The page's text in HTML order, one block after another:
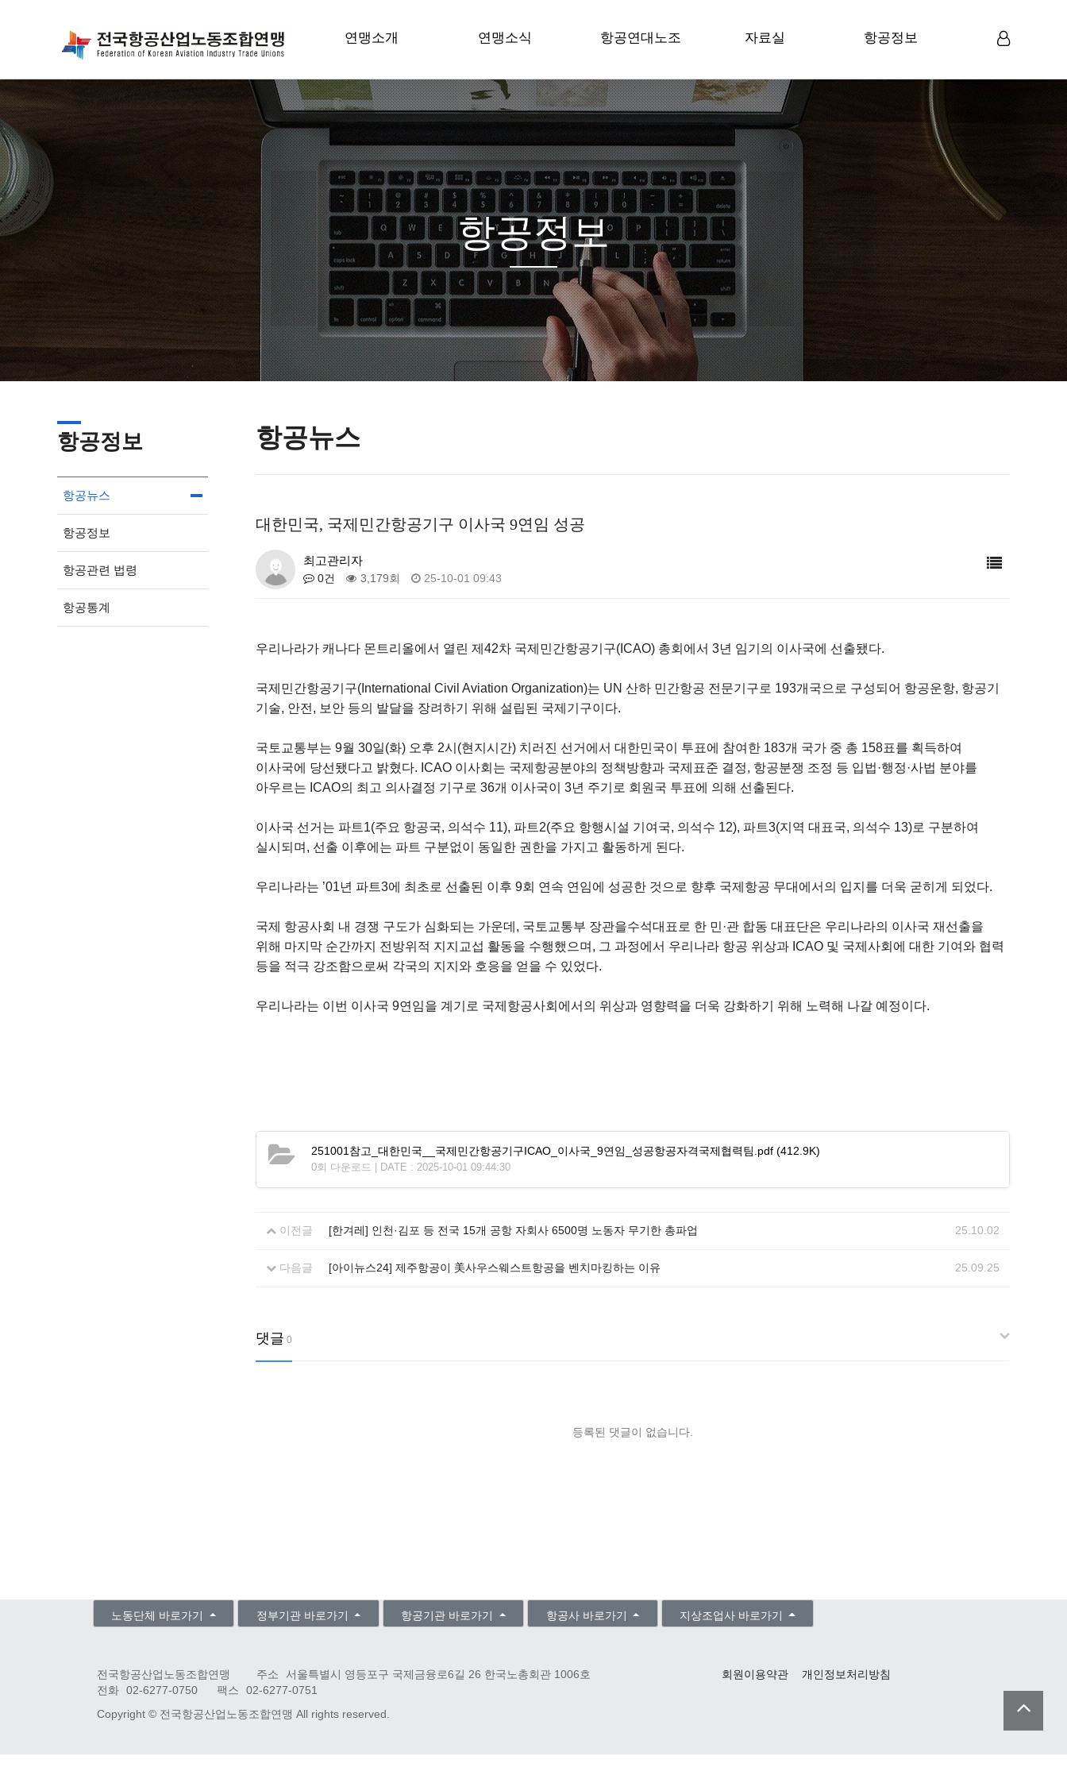
로그인
회원가입
연맹소개
위원장 인사말
선언 / 강령
연혁
조직도
오시는 길
연맹소식
성명/보도
현장은 지금
현장목소리
항공연대노조
조합원게시판
조합원자료실
공문서자료
자료실
일반자료
항공정보
항공관련 법령
항공정보
항공정보
항공뉴스
항공정보
항공관련 법령
항공통계
항공뉴스
대한민국, 국제민간항공기구 이사국 9연임 성공
최고관리자
0건 3,179회 25-10-01 09:43
우리나라가 캐나다 몬트리올에서 열린 제42차 국제민간항공기구(ICAO) 총회에서 3년 임기의 이사국에 선출됐다.
국제민간항공기구(International Civil Aviation Organization)는 UN 산하 민간항공 전문기구로 193개국으로 구성되어 항공운항, 항공기
기술, 안전, 보안 등의 발달을 장려하기 위해 설립된 국제기구이다.
국토교통부는 9월 30일(화) 오후 2시(현지시간) 치러진 선거에서 대한민국이 투표에 참여한 183개 국가 중 총 158표를 획득하여
이사국에 당선됐다고 밝혔다. ICAO 이사회는 국제항공분야의 정책방향과 국제표준 결정, 항공분쟁 조정 등 입법·행정·사법 분야를
아우르는 ICAO의 최고 의사결정 기구로 36개 이사국이 3년 주기로 회원국 투표에 의해 선출된다.
이사국 선거는 파트1(주요 항공국, 의석수 11), 파트2(주요 항행시설 기여국, 의석수 12), 파트3(지역 대표국, 의석수 13)로 구분하여
실시되며, 선출 이후에는 파트 구분없이 동일한 권한을 가지고 활동하게 된다.
우리나라는 ’01년 파트3에 최초로 선출된 이후 9회 연속 연임에 성공한 것으로 향후 국제항공 무대에서의 입지를 더욱 굳히게 되었다.
국제 항공사회 내 경쟁 구도가 심화되는 가운데, 국토교통부 장관을수석대표로 한 민·관 합동 대표단은 우리나라의 이사국 재선출을
위해 마지막 순간까지 전방위적 지지교섭 활동을 수행했으며, 그 과정에서 우리나라 항공 위상과 ICAO 및 국제사회에 대한 기여와 협력
등을 적극 강조함으로써 각국의 지지와 호응을 얻을 수 있었다.
우리나라는 이번 이사국 9연임을 계기로 국제항공사회에서의 위상과 영향력을 더욱 강화하기 위해 노력해 나갈 예정이다.
251001참고_대한민국__국제민간항공기구ICAO_이사국_9연임_성공항공자격국제협력팀.pdf (412.9K)
0회 다운로드 | DATE : 2025-10-01 09:44:30
이전글 [한겨레] 인천·김포 등 전국 15개 공항 자회사 6500명 노동자 무기한 총파업 25.10.02
다음글 [아이뉴스24] 제주항공이 美사우스웨스트항공을 벤치마킹하는 이유 25.09.25
댓글 0
등록된 댓글이 없습니다.
노동단체 바로가기 정부기관 바로가기 항공기관 바로가기 항공사 바로가기 지상조업사 바로가기
회원이용약관 개인정보처리방침
전국항공산업노동조합연맹 주소
서울특별시 영등포구 국제금융로6길 26 한국노총회관 1006호
전화 02-6277-0750 팩스
02-6277-0751
Copyright © 전국항공산업노동조합연맹 All rights reserved.